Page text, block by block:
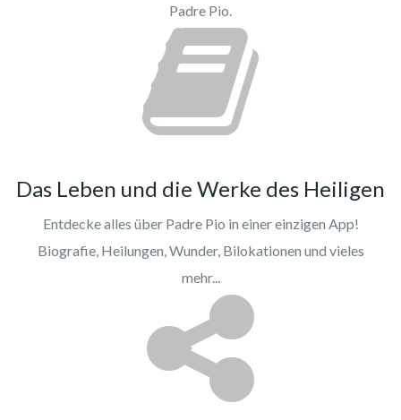
Padre Pio.
Das Leben und die Werke des Heiligen
Entdecke alles über Padre Pio in einer einzigen App!
Biografie, Heilungen, Wunder, Bilokationen und vieles
mehr...